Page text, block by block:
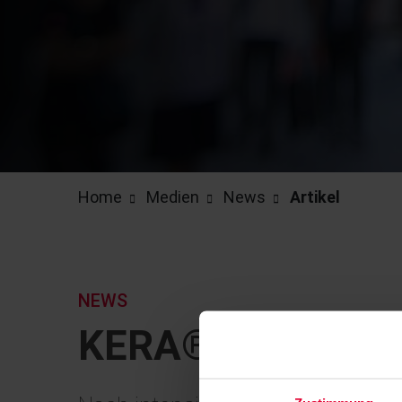
Home Medien News Artikel
KERA®
NEWS